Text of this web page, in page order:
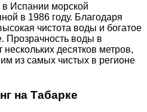
Испании морской
в 1986 году. Благодаря
чистота воды и богатое
Прозрачность воды в
десятков метров,
из самых чистых в регионе
на Табарке